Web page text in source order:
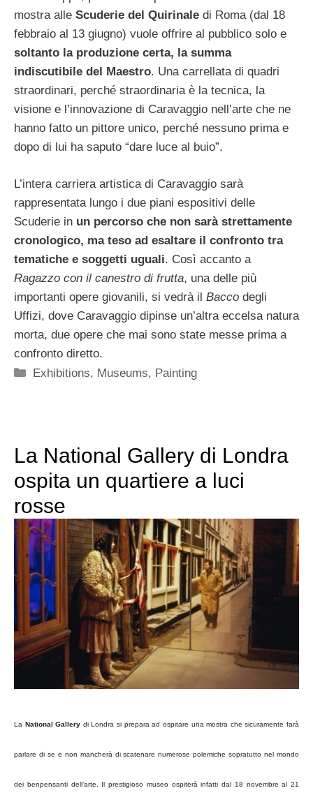
mostra alle Scuderie del Quirinale di Roma (dal 18
febbraio al 13 giugno) vuole offrire al pubblico solo e
soltanto la produzione certa, la summa
indiscutibile del Maestro. Una carrellata di quadri
straordinari, perché straordinaria è la tecnica, la
visione e l’innovazione di Caravaggio nell’arte che ne
hanno fatto un pittore unico, perché nessuno prima e
dopo di lui ha saputo “dare luce al buio”.
L’intera carriera artistica di Caravaggio sarà
rappresentata lungo i due piani espositivi delle
Scuderie in un percorso che non sarà strettamente
cronologico, ma teso ad esaltare il confronto tra
tematiche e soggetti uguali. Così accanto a
Ragazzo con il canestro di frutta, una delle più
importanti opere giovanili, si vedrà il Bacco degli
Uffizi, dove Caravaggio dipinse un’altra eccelsa natura
morta, due opere che mai sono state messe prima a
confronto diretto.
Categorie
Exhibitions, Museums, Painting
La National Gallery di Londra
ospita un quartiere a luci
rosse
La National Gallery di Londra si prepara ad ospitare una mostra che sicuramente farà
parlare di se e non mancherà di scatenare numerose polemiche sopratutto nel mondo
dei benpensanti dell’arte. Il prestigioso museo ospiterà infatti dal 18 novembre al 21